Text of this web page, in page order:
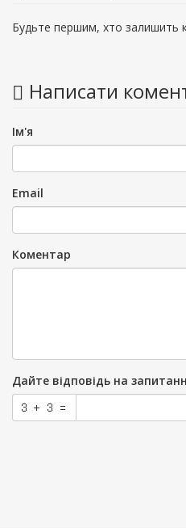
Будьте першим, хто залишить
Написати
Ім'я
Email
Коментар
Дайте відповідь на